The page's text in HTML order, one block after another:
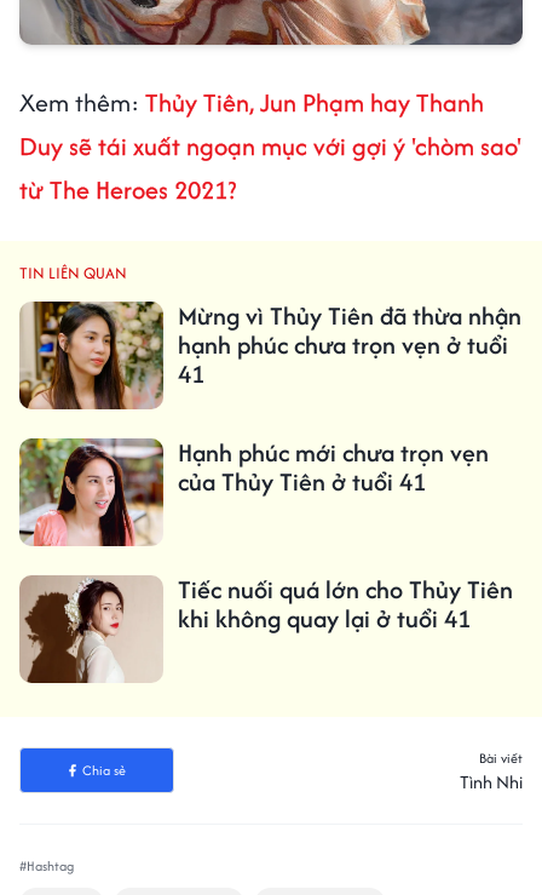
Xem thêm: Thủy Tiên, Jun Phạm hay Thanh
Duy sẽ tái xuất ngoạn mục với gợi ý 'chòm sao'
từ The Heroes 2021?
TIN LIÊN QUAN
Mừng vì Thủy Tiên đã thừa nhận
hạnh phúc chưa trọn vẹn ở tuổi
41
Hạnh phúc mới chưa trọn vẹn
của Thủy Tiên ở tuổi 41
Tiếc nuối quá lớn cho Thủy Tiên
khi không quay lại ở tuổi 41
Chia sẻ
Bài viết
Tình Nhi
#Hashtag